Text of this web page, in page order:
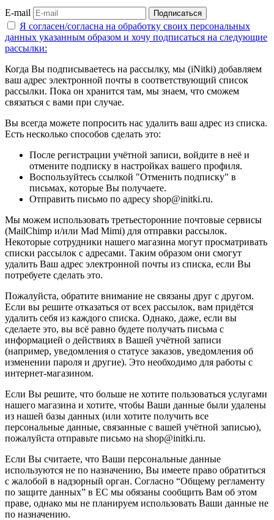
E-mail Подписаться
Я согласен/согласна на обработку своих персональных
данных указанным образом и хочу подписаться на следующие
рассылки:
Когда Вы подписываетесь на рассылку, мы (iNitki) добавляем
ваш адрес электронной почты в соответствующий список
рассылки. Пока он хранится там, мы знаем, что сможем
связаться с вами при случае.
Вы всегда можете попросить нас удалить ваш адрес из списка.
Есть несколько способов сделать это:
После регистрации учётной записи, войдите в неё и
отмените подписку в настройках вашего профиля.
Воспользуйтесь ссылкой "Отменить подписку" в
письмах, которые Вы получаете.
Отправить письмо по адресу shop@initki.ru.
Мы можем использовать третьесторонние почтовые сервисы
(MailChimp и/или Mad Mimi) для отправки рассылок.
Некоторые сотрудники нашего магазина могут просматривать
списки рассылок с адресами. Таким образом они смогут
удалить Ваш адрес электронной почты из списка, если Вы
потребуете сделать это.
Пожалуйста, обратите внимание не связаны друг с другом.
Если вы решите отказаться от всех рассылок, вам придётся
удалить себя из каждого списка. Однако, даже, если вы
сделаете это, вы всё равно будете получать письма с
информацией о действиях в Вашей учётной записи
(например, уведомления о статусе заказов, уведомления об
изменении пароля и другие). Это необходимо для работы с
интернет-магазином.
Если Вы решите, что больше не хотите пользоваться услугами
нашего магазина и хотите, чтобы Ваши данные были удалены
из нашей базы данных (или хотите получить все
персональные данные, связанные с вашей учётной записью),
пожалуйста отправьте письмо на shop@initki.ru.
Если Вы считаете, что Ваши персональные данные
используются не по назначению, Вы имеете право обратиться
с жалобой в надзорный орган. Согласно “Общему регламенту
по защите данных” в ЕС мы обязаны сообщить Вам об этом
праве, однако мы не планируем использовать Ваши данные не
по назначению.